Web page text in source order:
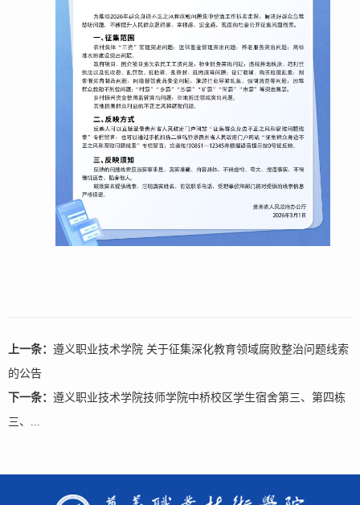
上一条： 遵义职业技术学院 关于征集深化教育领域腐败整治问题线索
的公告
下一条： 遵义职业技术学院技师学院中桥校区学生宿舍第三、第四栋
三、...